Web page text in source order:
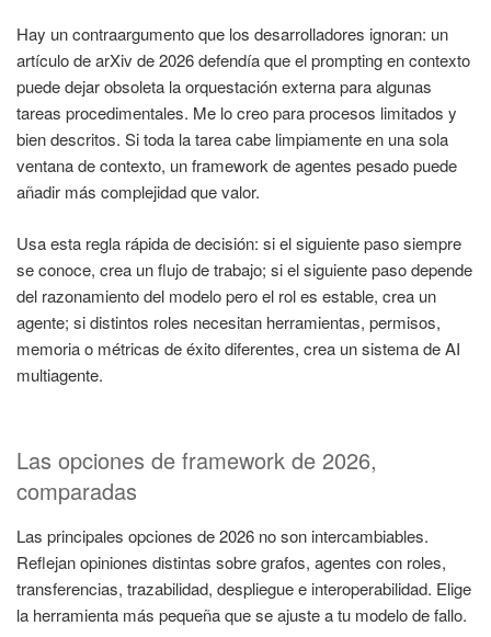
Hay un contraargumento que los desarrolladores ignoran: un
artículo de arXiv de 2026 defendía que el prompting en contexto
puede dejar obsoleta la orquestación externa para algunas
tareas procedimentales. Me lo creo para procesos limitados y
bien descritos. Si toda la tarea cabe limpiamente en una sola
ventana de contexto, un framework de agentes pesado puede
añadir más complejidad que valor.
Usa esta regla rápida de decisión: si el siguiente paso siempre
se conoce, crea un flujo de trabajo; si el siguiente paso depende
del razonamiento del modelo pero el rol es estable, crea un
agente; si distintos roles necesitan herramientas, permisos,
memoria o métricas de éxito diferentes, crea un sistema de AI
multiagente.
Las opciones de framework de 2026,
comparadas
Las principales opciones de 2026 no son intercambiables.
Reflejan opiniones distintas sobre grafos, agentes con roles,
transferencias, trazabilidad, despliegue e interoperabilidad. Elige
la herramienta más pequeña que se ajuste a tu modelo de fallo.